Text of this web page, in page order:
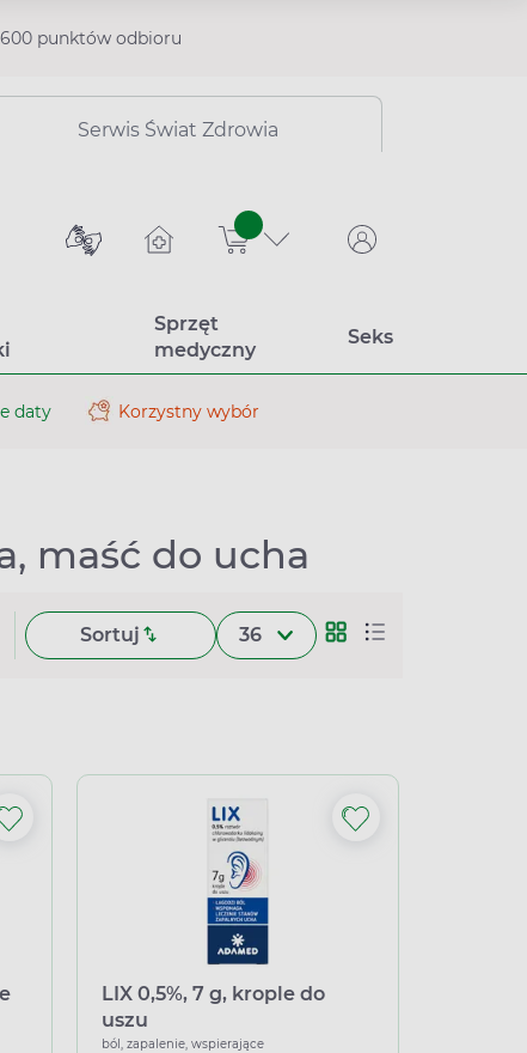
punktów odbioru
Serwis Świat Zdrowia
sztuk
Sprzęt
medyczny
Seks
daty Korzystny wybór
maść do ucha
Sortuj 36
LIX 0,5%, 7 g, krople do
uszu
ból, zapalenie, wspierające